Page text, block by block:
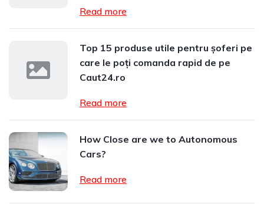
Read more
Top 15 produse utile pentru șoferi pe
care le poți comanda rapid de pe
Caut24.ro
Read more
How Close are we to Autonomous
Cars?
Read more